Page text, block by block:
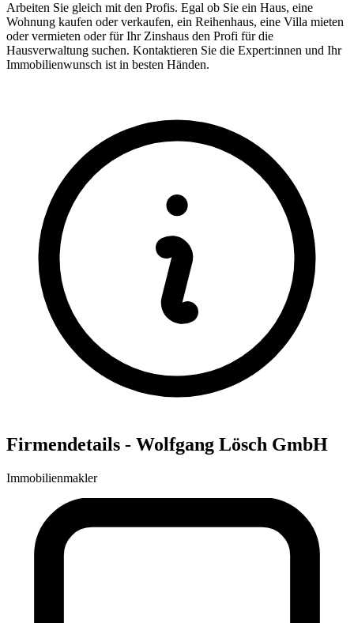
Arbeiten Sie gleich mit den Profis. Egal ob Sie ein Haus, eine
Wohnung kaufen oder verkaufen, ein Reihenhaus, eine Villa mieten
oder vermieten oder für Ihr Zinshaus den Profi für die
Hausverwaltung suchen. Kontaktieren Sie die Expert:innen und Ihr
Immobilienwunsch ist in besten Händen.
Firmendetails - Wolfgang Lösch GmbH
Immobilienmakler